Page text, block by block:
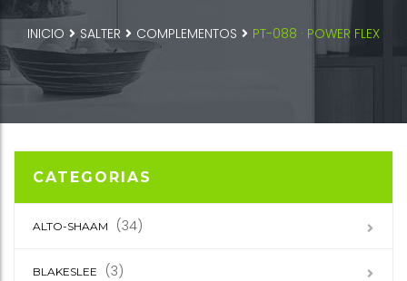
INICIO SALTER COMPLEMENTOS PT-088 · POWER FLEX
CATEGORIAS
ALTO-SHAAM (34)
BLAKESLEE (3)